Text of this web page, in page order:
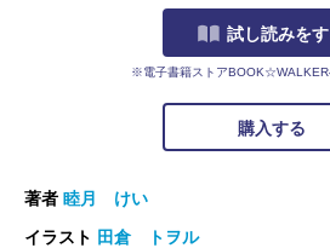
試し読みを
※電子書籍ストアBOOK☆WALKER
購入する
著者 睦月 けい
イラスト 田倉 トヲル